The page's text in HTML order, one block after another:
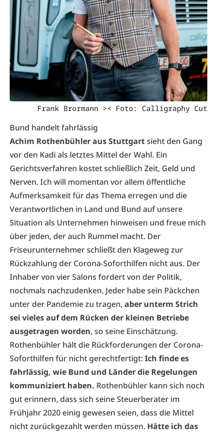
Frank Brormann >< Foto: Calligraphy Cut
Bund handelt fahrlässig
Achim Rothenbühler aus Stuttgartsieht den Gang
vor den Kadi als letztes Mittel der Wahl. Ein
Gerichtsverfahren kostet schließlich Zeit, Geld und
Nerven. Ich will momentan vor allem öffentliche
Aufmerksamkeit für das Thema erregen und die
Verantwortlichen in Land und Bund auf unsere
Situation als Unternehmen hinweisen und freue mich
über jeden, der auch Rummel macht. Der
Friseurunternehmer schließt den Klageweg zur
Rückzahlung der Corona-Soforthilfen nicht aus. Der
Inhaber von vier Salons fordert von der Politik,
nochmals nachzudenken. Jeder habe sein Päckchen
unter der Pandemie zu tragen, aber unterm Strich
sei vieles auf dem Rücken der kleinen Betriebe
ausgetragen worden, so seine Einschätzung.
Rothenbühler hält die Rückforderungen der Corona-
Soforthilfen für nicht gerechtfertigt:Ich finde es
fahrlässig, wie Bund und Länder die Regelungen
kommuniziert haben. Rothenbühler kann sich noch
gut erinnern, dass sich seine Steuerberater im
Frühjahr 2020 einig gewesen seien, dass die Mittel
nicht zurückgezahlt werden müssen. Hätte ich das